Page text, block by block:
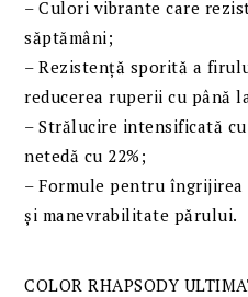
– Culori vibrante care
săptămâni;
– Rezistență sporită a
reducerea ruperii cu până
– Strălucire intensificată
netedă cu 22%;
– Formule pentru
și manevrabilitate părului.
COLOR RHAPSODY